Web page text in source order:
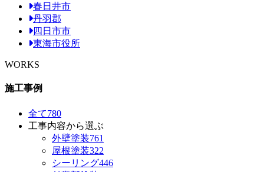
春日井市
丹羽郡
四日市市
東海市役所
WORKS
施工事例
全て780
工事内容から選ぶ
外壁塗装761
屋根塗装322
シーリング446